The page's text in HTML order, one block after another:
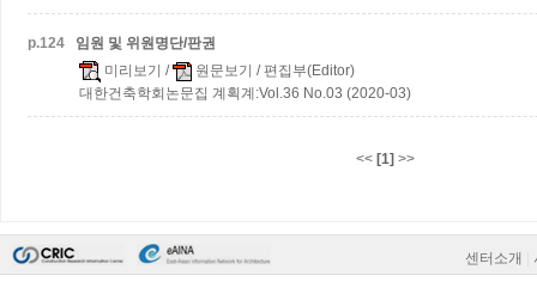
p.124
임원 및 위원명단/판권
미리보기 / 원문보기 / 편집부(Editor)
대한건축학회논문집 계획계:Vol.36 No.03 (2020-03)
<< [1] >>
센터소개